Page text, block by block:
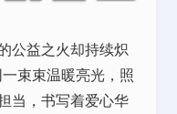
公益之火却持续炽
束束温暖亮光，照
当，书写着爱心华